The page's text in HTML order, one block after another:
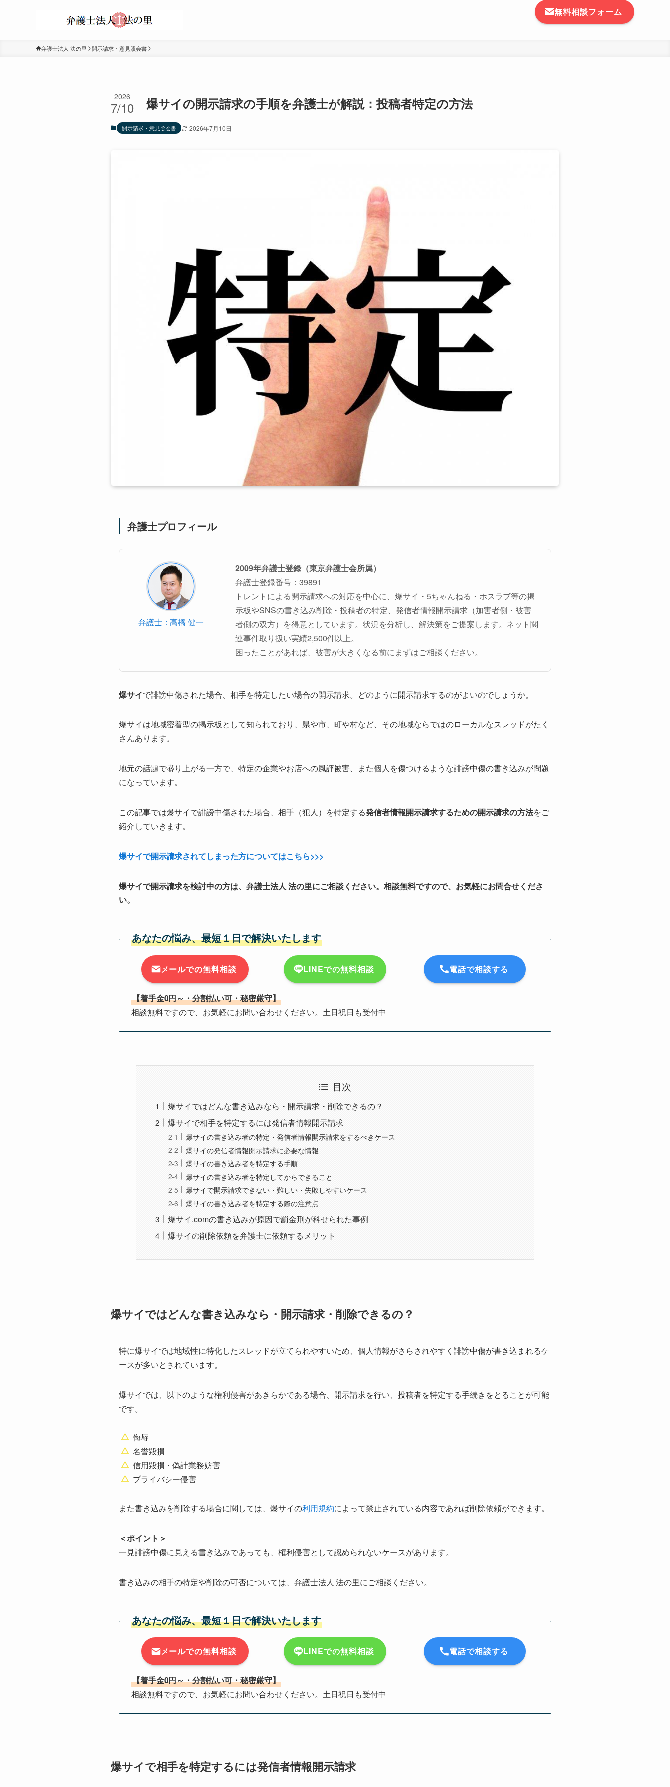
無料相談フォーム
弁護士法人 法の里 開示請求・意見照会書
爆サイの開示請求の手順を弁護士が解説：投稿者特定の方法
2026
7/10
開示請求・意見照会書 2026年7月10日
弁護士プロフィール
弁護士：髙橋 健一
2009年弁護士登録（東京弁護士会所属）
弁護士登録番号：39891
トレントによる開示請求への対応を中心に、爆サイ・5ちゃんねる・ホスラブ等の掲
示板やSNSの書き込み削除・投稿者の特定、発信者情報開示請求（加害者側・被害
者側の双方）を得意としています。状況を分析し、解決策をご提案します。ネット関
連事件取り扱い実績2,500件以上。
困ったことがあれば、被害が大きくなる前にまずはご相談ください。
爆サイで誹謗中傷された場合、相手を特定したい場合の開示請求。どのように開示請求するのがよいのでしょうか。
爆サイは地域密着型の掲示板として知られており、県や市、町や村など、その地域ならではのローカルなスレッドがたく
さんあります。
地元の話題で盛り上がる一方で、特定の企業やお店への風評被害、また個人を傷つけるような誹謗中傷の書き込みが問題
になっています。
この記事では爆サイで誹謗中傷された場合、相手（犯人）を特定する発信者情報開示請求するための開示請求の方法をご
紹介していきます。
爆サイで開示請求されてしまった方についてはこちら>>>
爆サイで開示請求を検討中の方は、弁護士法人 法の里にご相談ください。相談無料ですので、お気軽にお問合せくださ
い。
あなたの悩み、最短１日で解決いたします
メールでの無料相談 LINEでの無料相談 電話で相談する
【着手金0円～・分割払い可・秘密厳守】
相談無料ですので、お気軽にお問い合わせください。土日祝日も受付中
目次
爆サイではどんな書き込みなら・開示請求・削除できるの？
爆サイで相手を特定するには発信者情報開示請求
爆サイの書き込み者の特定・発信者情報開示請求をするべきケース
爆サイの発信者情報開示請求に必要な情報
爆サイの書き込み者を特定する手順
爆サイの書き込み者を特定してからできること
爆サイで開示請求できない・難しい・失敗しやすいケース
爆サイの書き込み者を特定する際の注意点
爆サイ.comの書き込みが原因で罰金刑が科せられた事例
爆サイの削除依頼を弁護士に依頼するメリット
爆サイではどんな書き込みなら・開示請求・削除できるの？
特に爆サイでは地域性に特化したスレッドが立てられやすいため、個人情報がさらされやすく誹謗中傷が書き込まれるケ
ースが多いとされています。
爆サイでは、以下のような権利侵害があきらかである場合、開示請求を行い、投稿者を特定する手続きをとることが可能
です。
侮辱
名誉毀損
信用毀損・偽計業務妨害
プライバシー侵害
また書き込みを削除する場合に関しては、爆サイの利用規約によって禁止されている内容であれば削除依頼ができます。
＜ポイント＞
一見誹謗中傷に見える書き込みであっても、権利侵害として認められないケースがあります。
書き込みの相手の特定や削除の可否については、弁護士法人 法の里にご相談ください。
あなたの悩み、最短１日で解決いたします
メールでの無料相談 LINEでの無料相談 電話で相談する
【着手金0円～・分割払い可・秘密厳守】
相談無料ですので、お気軽にお問い合わせください。土日祝日も受付中
爆サイで相手を特定するには発信者情報開示請求